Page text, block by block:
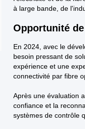
à large bande, de
Opportunité
En 2024, avec le
besoin pressant de
expérience et une
connectivité par fibre
Après une évaluation
confiance et la
systèmes de contrôle